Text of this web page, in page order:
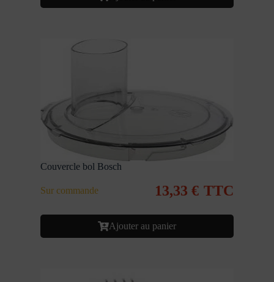
Couvercle bol Bosch
Sur commande 13,33 € TTC
Ajouter au panier